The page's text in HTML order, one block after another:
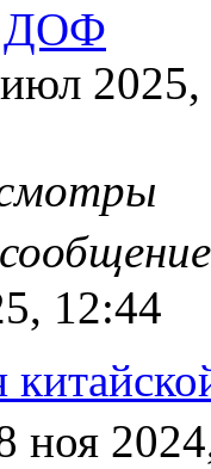
ДОФ
2025,
12:44
ноя